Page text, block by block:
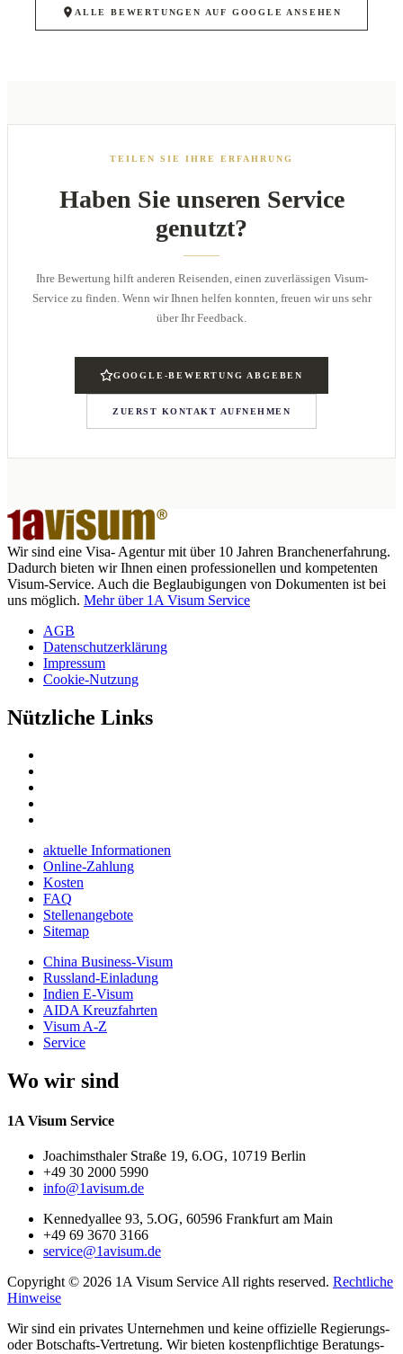
ALLE BEWERTUNGEN AUF GOOGLE ANSEHEN
TEILEN SIE IHRE ERFAHRUNG
Haben Sie unseren Service
genutzt?
Ihre Bewertung hilft anderen Reisenden, einen zuverlässigen Visum-
Service zu finden. Wenn wir Ihnen helfen konnten, freuen wir uns sehr
über Ihr Feedback.
GOOGLE-BEWERTUNG ABGEBEN
ZUERST KONTAKT AUFNEHMEN
Wir sind eine Visa- Agentur mit über 10 Jahren Branchenerfahrung.
Dadurch bieten wir Ihnen einen professionellen und kompetenten
Visum-Service. Auch die Beglaubigungen von Dokumenten ist bei
uns möglich. Mehr über 1A Visum Service
AGB
Datenschutzerklärung
Impressum
Cookie-Nutzung
Nützliche Links
aktuelle Informationen
Online-Zahlung
Kosten
FAQ
Stellenangebote
Sitemap
China Business-Visum
Russland-Einladung
Indien E-Visum
AIDA Kreuzfahrten
Visum A-Z
Service
Wo wir sind
1A Visum Service
Joachimsthaler Straße 19, 6.OG, 10719 Berlin
+49 30 2000 5990
info@1avisum.de
Kennedyallee 93, 5.OG, 60596 Frankfurt am Main
+49 69 3670 3166
service@1avisum.de
Copyright © 2026 1A Visum Service All rights reserved. Rechtliche
Hinweise
Wir sind ein privates Unternehmen und keine offizielle Regierungs-
oder Botschafts-Vertretung. Wir bieten kostenpflichtige Beratungs-